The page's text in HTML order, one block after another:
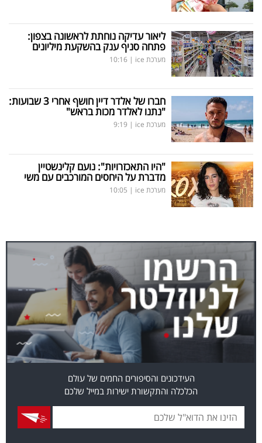
ליאור עדיקה נוחתת לראשונה בצפון:
פתחה סניף ענק בהשקעת מיליונים
מערכת ice |
10:16
חברו של אלדר דיין חושף אחרי 3 שבועות:
"נתנו לאלדר מכות בראש"
מערכת ice |
9:19
"היו התאכזרויות": נועם קלינשטיין
מדברת על היחסים המורכבים עם משי
מערכת ice |
10:05
העידכונים והסיפורים החמים של עולם
הכלכלה והתקשורת ישירות במייל שלכם